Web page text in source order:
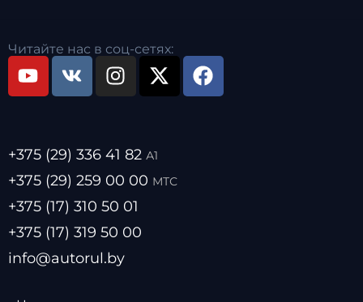
Читайте нас в соц-сетях:
+375 (29) 336 41 82 А1
+375 (29) 259 00 00 МТС
+375 (17) 310 50 01
+375 (17) 319 50 00
info@autorul.by